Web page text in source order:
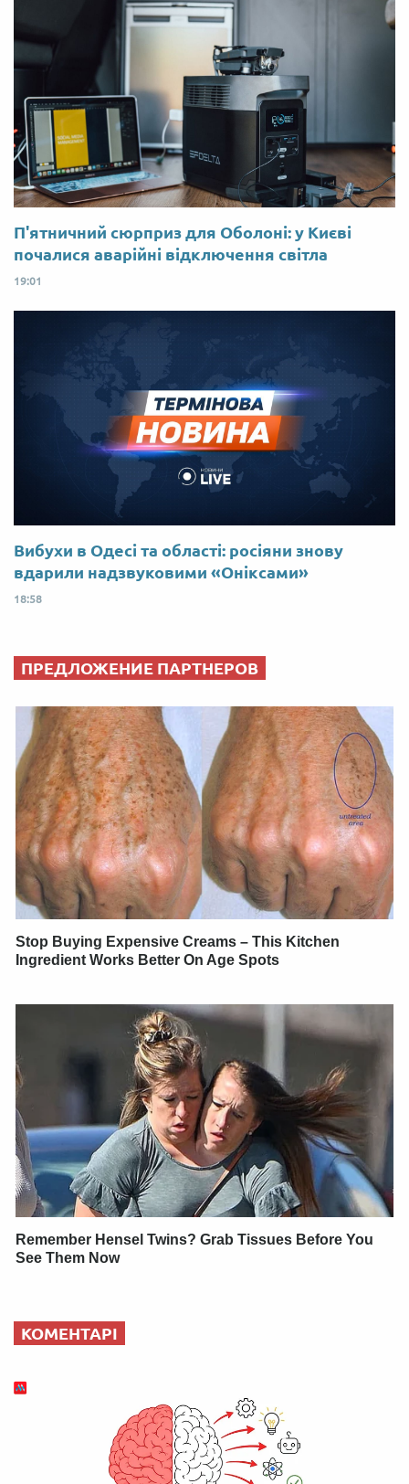
П'ятничний сюрприз для Оболоні: у Києві
почалися аварійні відключення світла
19:01
Вибухи в Одесі та області: росіяни знову
вдарили надзвуковими «Оніксами»
18:58
ПРЕДЛОЖЕНИЕ ПАРТНЕРОВ
Stop Buying Expensive Creams – This Kitchen
Ingredient Works Better On Age Spots
Remember Hensel Twins? Grab Tissues Before You
See Them Now
КОМЕНТАРІ